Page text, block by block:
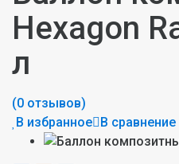
Hexagon
л
(0 отзывов)
В избранное В сравнение